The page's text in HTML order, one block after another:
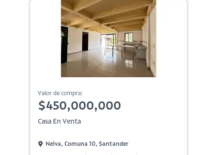
Valor de compra:
$450,000,000
Casa En Venta
Neiva, Comuna 10, Santander